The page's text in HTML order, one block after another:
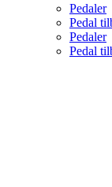
Pedaler
Pedal
Pedaler
Pedal